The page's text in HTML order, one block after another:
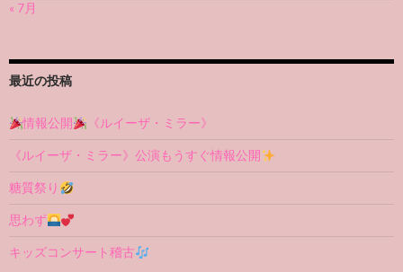
« 7月
最近の投稿
情報公開 《ルイーザ・ミラー》
《ルイーザ・ミラー》公演もうすぐ情報公開
糖質祭り
思わず
キッズコンサート稽古